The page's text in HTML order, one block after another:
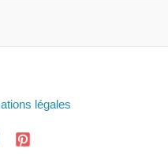
légales